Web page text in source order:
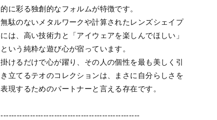
的に彩る独創的なフォルムが特徴です。
無駄のないメタルワークや計算されたレンズシェイプ
には、高い技術力と「アイウェアを楽しんでほしい」
という純粋な遊び心が宿っています。
掛けるだけで心が躍り、その人の個性を最も美しく引
き立てるテオのコレクションは、まさに自分らしさを
表現するためのパートナーと言える存在です。
----------------------------------------------------